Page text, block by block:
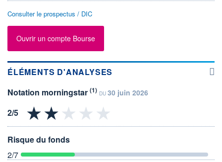
Consulter le prospectus / DIC
Ouvrir un compte Bourse
ÉLÉMENTS D'ANALYSES
Notation morningstar (1) DU 30 juin 2026
Risque du fonds
2/7